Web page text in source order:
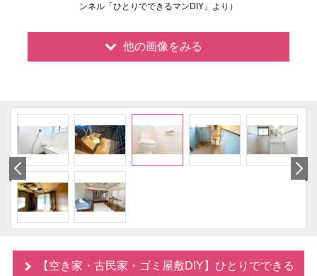
ンネル「ひとりでできるマンDIY」より）
他の画像をみる
【空き家・古民家・ゴミ屋敷DIY】ひとりでできる